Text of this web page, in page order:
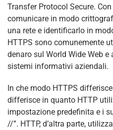
Transfer Protocol Secure.
comunicare in modo
una rete e identificarlo in
HTTPS sono comunemente
denaro sul World Wide Web
sistemi informativi aziendali.
In che modo HTTPS
differisce in quanto HTTP
impostazione predefinita e i
//”. HTTP, d’altra parte,